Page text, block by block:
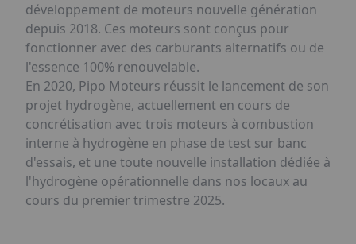
développement de moteurs nouvelle génération
depuis 2018. Ces moteurs sont conçus pour
fonctionner avec des carburants alternatifs ou de
l'essence 100% renouvelable.
En 2020, Pipo Moteurs réussit le lancement de son
projet hydrogène, actuellement en cours de
concrétisation avec trois moteurs à combustion
interne à hydrogène en phase de test sur banc
d'essais, et une toute nouvelle installation dédiée à
l'hydrogène opérationnelle dans nos locaux au
cours du premier trimestre 2025.